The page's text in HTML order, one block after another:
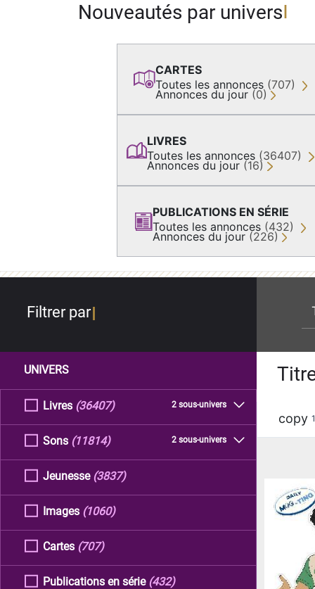
Nouveautés par univers
CARTES
Toutes les annonces (707)
Annonces du jour (0)
LIVRES
Toutes les annonces (36407)
Annonces du jour (16)
PUBLICATIONS EN SÉRIE
Toutes les annonces (432)
Annonces du jour (226)
Filtrer par
UNIVERS
Livres 2 sous-univers
(36407)
Sons 2 sous-univers
(11814)
Jeunesse (3837)
Images (1060)
Cartes (707)
Publications en série (432)
copy